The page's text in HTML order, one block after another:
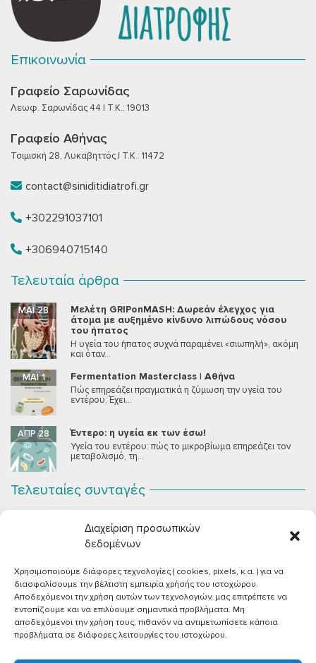
Διαχείριση προσωπικών
δεδομένων
Χρησιμοποιούμε διάφορες τεχνολογίες ( cookies, pixels, κ.α. ) για να
διασφαλίσουμε την βέλτιστη εμπειρία χρήσής του ιστοχώρου.
Αποδεχόμενοι την χρήση αυτών των τεχνολογιών, μας επιτρέπετε να
εντοπίζουμε και να επιλύουμε σημαντικά προβλήματα. Μη
αποδεχόμενοι την χρήση τους, πιθανόν να αντιμετωπίσετε κάποια
προβλήματα σε διάφορες λειτουργίες του ιστοχώρου.
Επικοινωνία
Γραφείο Σαρωνίδας
Λεωφ. Σαρωνίδας 44 | T.K.: 19013
Γραφείο Αθήνας
Τσιμισκή 28, Λυκαβηττός | T.K.: 11472
contact@siniditidiatrofi.gr
+302291037101
+306940715140
Τελευταία άρθρα
Μελέτη GRIPonMASH: Δωρεάν έλεγχος για
άτομα με αυξημένο κίνδυνο λιπώδους νόσου
του ήπατος
ΜΆΙ 28
Η υγεία του ήπατος συχνά παραμένει «σιωπηλή», ακόμη
και όταν...
Fermentation Masterclass | Αθήνα
ΜΆΙ 1
Πώς επηρεάζει πραγματικά η ζύμωση την υγεία του
εντέρου; Έχει...
Έντερο: η υγεία εκ των έσω!
ΑΠΡ 28
Υγεία του εντέρου: πώς το μικροβίωμα επηρεάζει τον
μεταβολισμό, τη...
Τελευταίες συνταγές
Μια μους σοκολάτας για όλους εμάς που θέλουμε να
συστήσουμε...
Vegan Χωριάτικη Σαλάτα με Φέτα από Τόφου
ΙΟΎΝ 26
Καλοκαίρι, ζεστάρα και “χωριάτικη” σαλάτα! Έχοντας
μεγαλώσει με αυτό το...
Πικάντικες πέννες με ντομάτα
ΙΟΎΝ 18